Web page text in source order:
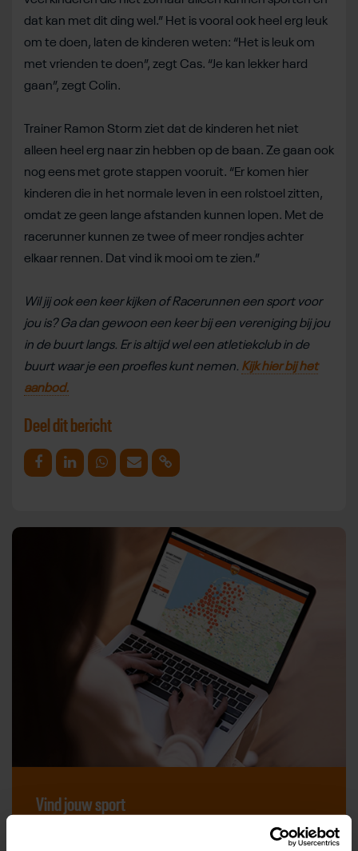
dat kan met dit ding wel.” Het is vooral ook heel erg leuk
om te doen, laten de kinderen weten: “Het is leuk om
met vrienden te doen”, zegt Cas. “Je kan lekker hard
gaan”, zegt Colin.
Trainer Ramon Storm ziet dat de kinderen het niet
alleen heel erg naar zin hebben op de baan. Ze gaan ook
nog eens met grote stappen vooruit. “Er komen hier
kinderen die in het normale leven in een rolstoel zitten,
omdat ze geen lange afstanden kunnen lopen. Met de
racerunner kunnen ze twee of meer rondjes achter
elkaar rennen. Dat vind ik mooi om te zien.”
Wil jij ook een keer kijken of Racerunnen een sport voor
jou is? Ga dan gewoon een keer bij een vereniging bij jou
in de buurt langs. Er is altijd wel een atletiekclub in de
buurt waar je een proefles kunt nemen. Kijk hier bij het
aanbod.
Deel dit bericht
Deel op Facebook
Deel op LinkedinDeel op Whatsapp
Mail link Kopieer link
Vind jouw sport
Van atletiek tot zwemmen: met onze Sportzoeker